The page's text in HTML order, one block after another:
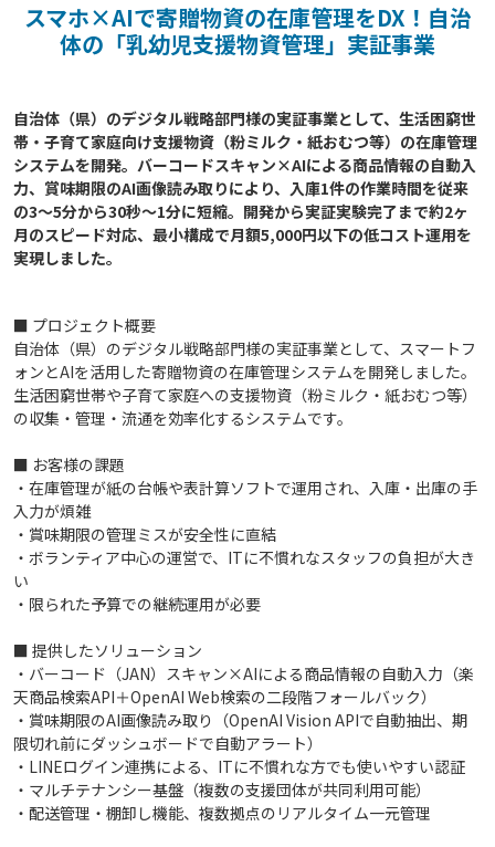
スマホ×AIで寄贈物資の在庫管理をDX！自治
体の「乳幼児支援物資管理」実証事業
自治体（県）のデジタル戦略部門様の実証事業として、生活困窮世
帯・子育て家庭向け支援物資（粉ミルク・紙おむつ等）の在庫管理
システムを開発。バーコードスキャン×AIによる商品情報の自動入
力、賞味期限のAI画像読み取りにより、入庫1件の作業時間を従来
の3〜5分から30秒〜1分に短縮。開発から実証実験完了まで約2ヶ
月のスピード対応、最小構成で月額5,000円以下の低コスト運用を
■ プロジェクト概要
自治体（県）のデジタル戦略部門様の実証事業として、スマートフ
ォンとAIを活用した寄贈物資の在庫管理システムを開発しました。
生活困窮世帯や子育て家庭への支援物資（粉ミルク・紙おむつ等）
の収集・管理・流通を効率化するシステムです。
■ お客様の課題
・在庫管理が紙の台帳や表計算ソフトで運用され、入庫・出庫の手
入力が煩雑
・賞味期限の管理ミスが安全性に直結
・ボランティア中心の運営で、ITに不慣れなスタッフの負担が大き
い
・限られた予算での継続運用が必要
■ 提供したソリューション
・バーコード（JAN）スキャン×AIによる商品情報の自動入力（楽
天商品検索API＋OpenAI Web検索の二段階フォールバック）
・賞味期限のAI画像読み取り（OpenAI Vision APIで自動抽出、期
限切れ前にダッシュボードで自動アラート）
・LINEログイン連携による、ITに不慣れな方でも使いやすい認証
・マルチテナンシー基盤（複数の支援団体が共同利用可能）
・配送管理・棚卸し機能、複数拠点のリアルタイム一元管理